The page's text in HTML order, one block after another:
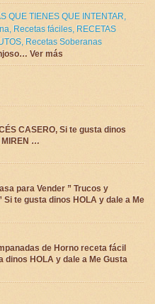
QUE TIENES QUE INTENTAR,
, Recetas fáciles, RECETAS
, Recetas Soberanas
Ver más
CASERO, Si te gusta dinos
MIREN …
para Vender ” Trucos y
te gusta dinos HOLA y dale a Me
de Horno receta fácil
dinos HOLA y dale a Me Gusta